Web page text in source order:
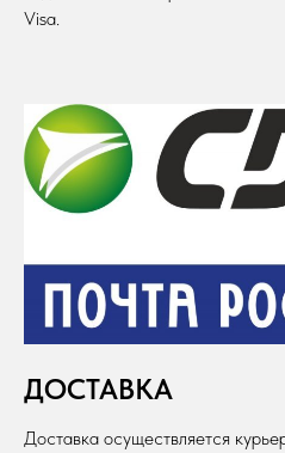
Visa.
ДОСТАВКА
Доставка осуществляется